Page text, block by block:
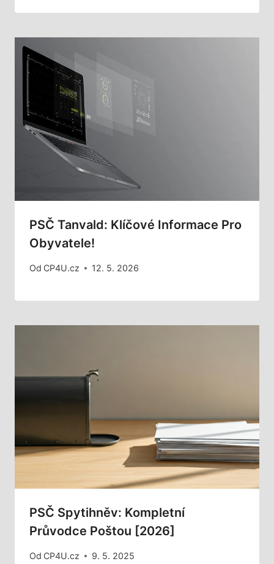
PSČ Tanvald: Klíčové Informace Pro
Obyvatele!
Od CP4U.cz 12. 5. 2026
PSČ Spytihněv: Kompletní
Průvodce Poštou [2026]
Od CP4U.cz 9. 5. 2025